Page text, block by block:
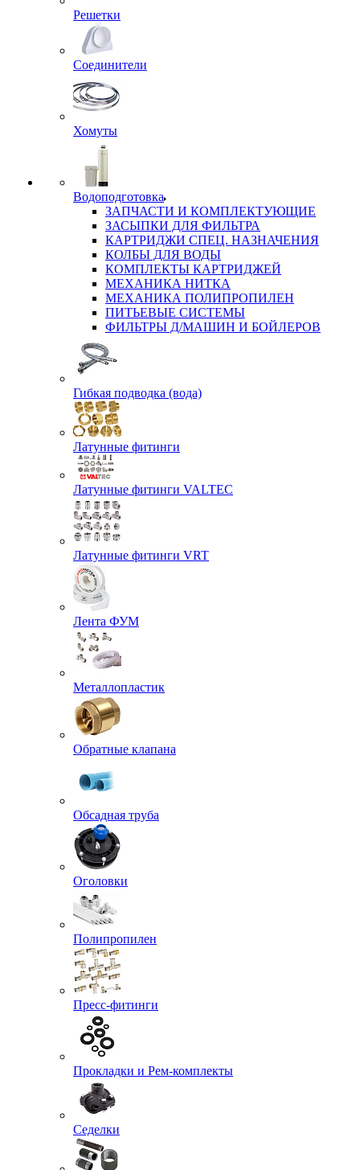
Решетки
Соединители
Хомуты
Водоподготовка
ЗАПЧАСТИ И КОМПЛЕКТУЮЩИЕ
ЗАСЫПКИ ДЛЯ ФИЛЬТРА
КАРТРИДЖИ СПЕЦ. НАЗНАЧЕНИЯ
КОЛБЫ ДЛЯ ВОДЫ
КОМПЛЕКТЫ КАРТРИДЖЕЙ
МЕХАНИКА НИТКА
МЕХАНИКА ПОЛИПРОПИЛЕН
ПИТЬЕВЫЕ СИСТЕМЫ
ФИЛЬТРЫ Д/МАШИН И БОЙЛЕРОВ
Гибкая подводка (вода)
Латунные фитинги
Латунные фитинги VALTEC
Латунные фитинги VRT
Лента ФУМ
Металлопластик
Обратные клапана
Обсадная труба
Оголовки
Полипропилен
Пресс-фитинги
Прокладки и Рем-комплекты
Седелки